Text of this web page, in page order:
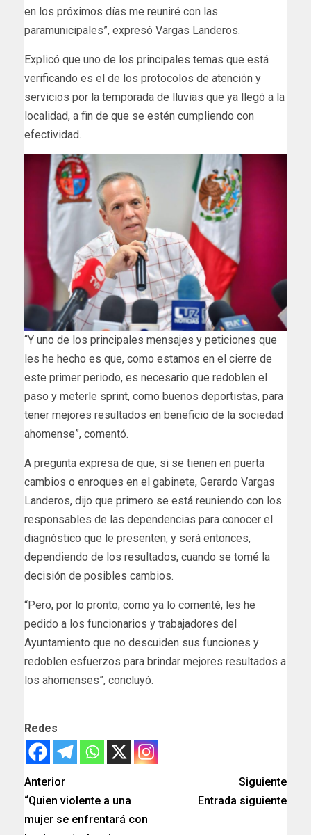
en los próximos días me reuniré con las
paramunicipales”, expresó Vargas Landeros.
Explicó que uno de los principales temas que está
verificando es el de los protocolos de atención y
servicios por la temporada de lluvias que ya llegó a la
localidad, a fin de que se estén cumpliendo con
efectividad.
“Y uno de los principales mensajes y peticiones que
les he hecho es que, como estamos en el cierre de
este primer periodo, es necesario que redoblen el
paso y meterle sprint, como buenos deportistas, para
tener mejores resultados en beneficio de la sociedad
ahomense”, comentó.
A pregunta expresa de que, si se tienen en puerta
cambios o enroques en el gabinete, Gerardo Vargas
Landeros, dijo que primero se está reuniendo con los
responsables de las dependencias para conocer el
diagnóstico que le presenten, y será entonces,
dependiendo de los resultados, cuando se tomé la
decisión de posibles cambios.
“Pero, por lo pronto, como ya lo comenté, les he
pedido a los funcionarios y trabajadores del
Ayuntamiento que no descuiden sus funciones y
redoblen esfuerzos para brindar mejores resultados a
los ahomenses”, concluyó.
Redes
Anterior
“Quien violente a una
mujer se enfrentará con
Siguiente
Entrada siguiente